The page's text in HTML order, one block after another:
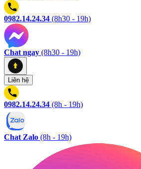
0982.14.24.34 (8h30 - 19h)
Chat ngay (8h30 - 19h)
Liên hệ
0982.14.24.34 (8h - 19h)
Chat Zalo (8h - 19h)